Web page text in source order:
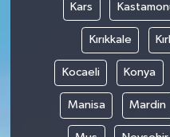
Kars
Kırıkkale
Kocaeli Konya
Manisa Mardin